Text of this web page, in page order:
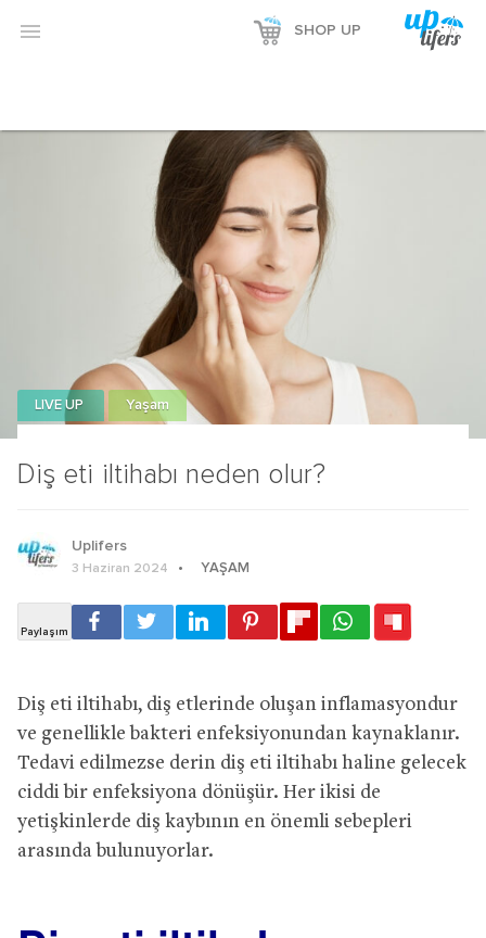
 SHOP UP
Diş eti iltihabı neden olur?
LIVE UP Yaşam
Uplifers
3 Haziran 2024 YAŞAM
Diş eti iltihabı, diş etlerinde oluşan inflamasyondur
ve genellikle bakteri enfeksiyonundan kaynaklanır.
Tedavi edilmezse derin diş eti iltihabı haline gelecek
ciddi bir enfeksiyona dönüşür. Her ikisi de
yetişkinlerde diş kaybının en önemli sebepleri
arasında bulunuyorlar.